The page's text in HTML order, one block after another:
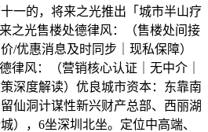
一的，将来之光推出「城市半山疗
之光售楼处德律风：（售楼处间接
/优惠消息及时同步｜现私保障）
律风：（营销核心认证｜无中介｜
深度解读）优良城市资本：东靠南
仙洞计谋性新兴财产总部、西丽湖
），6坐深圳北坐。定位中高端、